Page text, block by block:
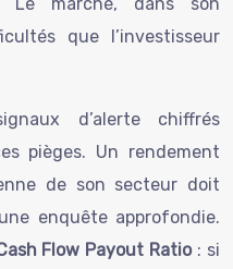
que l’investisseur
d’alerte chiffrés
pièges. Un rendement
de son secteur doit
enquête approfondie.
Flow Payout Ratio: si